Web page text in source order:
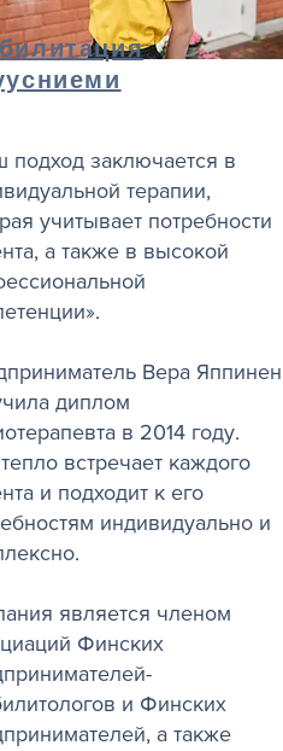
подход заключается в
терапии,
учитывает потребности
а также в высокой
Вера Яппинен
диплом
в 2014 году.
встречает каждого
и подходит к его
индивидуально и
является членом
Финских
и Финских
а также